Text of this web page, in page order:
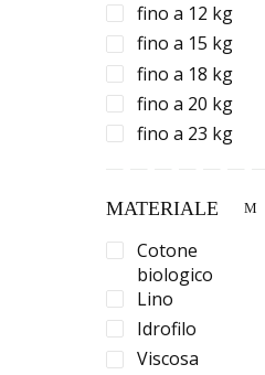
fino a 12 kg
fino a 15 kg
fino a 18 kg
fino a 20 kg
fino a 23 kg
MATERIALE
Cotone
biologico
Lino
Idrofilo
Viscosa